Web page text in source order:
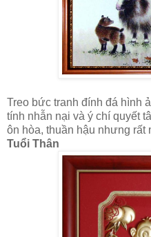
Treo bức tranh đính đá hình
tính nhẫn nại và ý chí quyết
ôn hòa, thuần hậu nhưng rất
Tuổi Thân